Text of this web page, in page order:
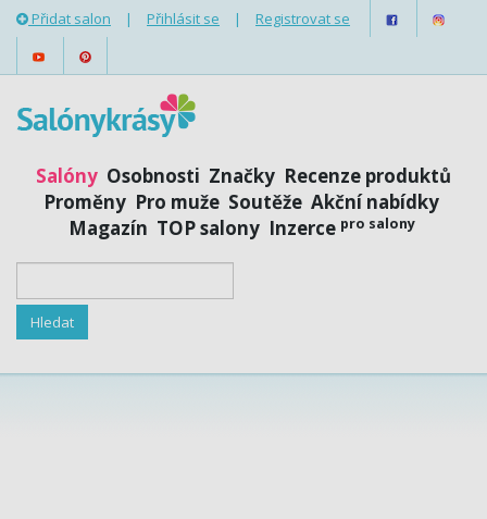
Přidat salon | Přihlásit se | Registrovat se
Salóny Osobnosti Značky Recenze produktů
Proměny Pro muže Soutěže Akční nabídky
Magazín TOP salony Inzerce pro salony